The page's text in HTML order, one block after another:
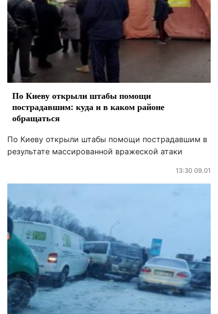
По Киеву открыли штабы помощи
пострадавшим: куда и в каком районе
обращаться
По Киеву открыли штабы помощи пострадавшим в
результате массированной вражеской атаки
13:30 09.01